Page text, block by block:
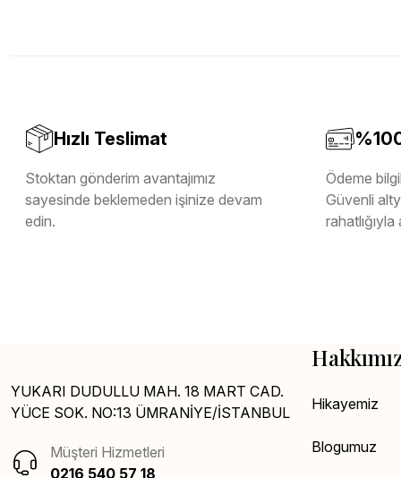
Hızlı Teslimat
Stoktan gönderim avantajımız
sayesinde beklemeden işinize devam
edin.
Ödeme
Güvenli
rahatlığıyla
YUKARI DUDULLU MAH. 18 MART CAD.
YÜCE SOK. NO:13 ÜMRANİYE/İSTANBUL
Müşteri Hizmetleri
0216 540 57 18
Hikayemiz
Blogumuz